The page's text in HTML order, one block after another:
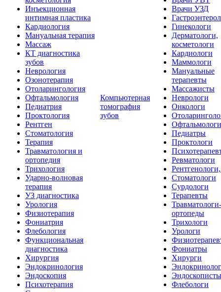
Инъекционная
интимная пластика
Кардиология
Мануальная терапия
Массаж
КТ диагностика
зубов
Неврология
Озонотерапия
Отоларингология
Офтальмология
Педиатрия
Проктология
Рентген
Стоматология
Терапия
Травматология и
ортопедия
Трихология
Ударно-волновая
терапия
УЗ диагностика
Урология
Физиотерапия
Фониатрия
Флебология
Функциональная
диагностика
Хирургия
Эндокринология
Эндоскопия
Психотерапия
Компьютерная
томография
зубов
Врачи УЗД
Гинекологи
Дерматологи,
косметологи
Кардиологи
Маммологи
Мануальные
терапевты
Массажисты
Неврологи
Онкологи
Офтальмологи
Педиатры
Проктологи
Ревматологи
Стоматологи
Сурдологи
Терапевты
Травматологи-
ортопеды
Трихологи
Урологи
Фониатры
Хирурги
Эндоскописты
Флебологи